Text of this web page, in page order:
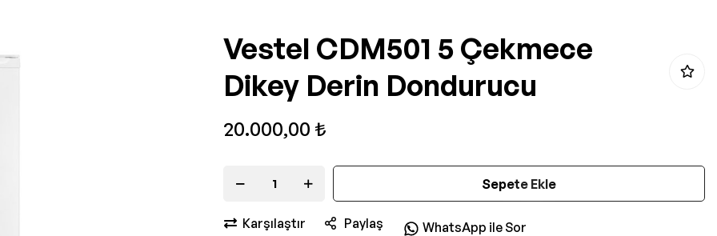
Vestel CDM501 5 Çekmece
Dikey Derin Dondurucu
20.000,00 ₺
Sepete Ekle
Karşılaştır Paylaş WhatsApp ile Sor